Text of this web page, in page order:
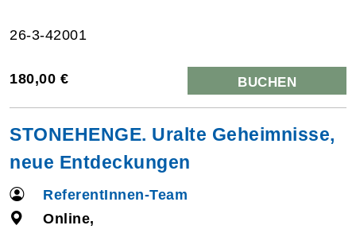
26-3-42001
180,00 € BUCHEN
STONEHENGE. Uralte Geheimnisse,
neue Entdeckungen
ReferentInnen-Team
Online,